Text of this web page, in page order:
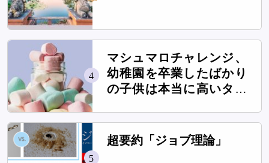
4
マシュマロチャレンジ、
幼稚園を卒業したばかり
の子供は本当に高いタワ
5
超要約「ジョブ理論」